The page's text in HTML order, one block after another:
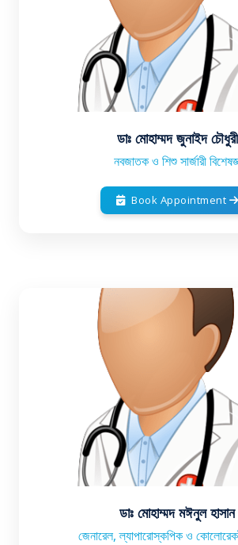
ডাঃ মোহাম্মদ জুনাইদ চৌধুরী
নবজাতক ও শিশু সার্জারী
Book Appointment
ডাঃ মোহাম্মদ মঈনুল হাসান
জেনারেল, ল্যাপারোস্কপিক ও